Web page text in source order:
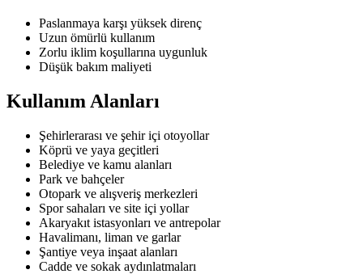
Paslanmaya karşı yüksek direnç
Uzun ömürlü kullanım
Zorlu iklim koşullarına uygunluk
Düşük bakım maliyeti
Kullanım Alanları
Şehirlerarası ve şehir içi otoyollar
Köprü ve yaya geçitleri
Belediye ve kamu alanları
Park ve bahçeler
Otopark ve alışveriş merkezleri
Spor sahaları ve site içi yollar
Akaryakıt istasyonları ve antrepolar
Havalimanı, liman ve garlar
Şantiye veya inşaat alanları
Cadde ve sokak aydınlatmaları